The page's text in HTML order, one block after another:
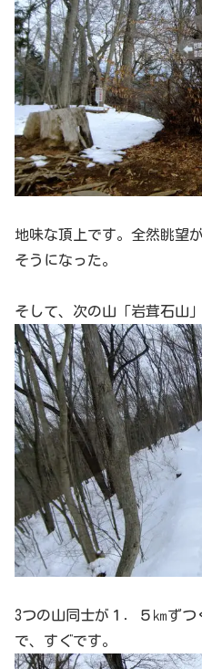
地味な頂上です。全然眺望
そうになった。
そして、次の山「岩茸石山
3つの山同士が１．５㎞ず
で、すぐです。